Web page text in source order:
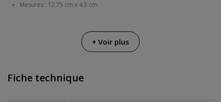
Mesures : 12.75 cm x 4.5 cm.
+ Voir plus
Fiche technique